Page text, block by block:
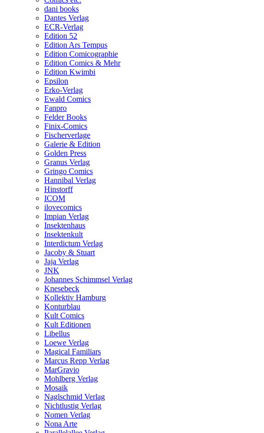
dani books
Dantes Verlag
ECR-Verlag
Edition 52
Edition Ars Tempus
Edition Comicographie
Edition Comics & Mehr
Edition Kwimbi
Epsilon
Erko-Verlag
Ewald Comics
Fanpro
Felder Books
Finix-Comics
Fischerverlage
Galerie & Edition
Golden Press
Granus Verlag
Gringo Comics
Hannibal Verlag
Hinstorff
ICOM
ilovecomics
Impian Verlag
Insektenhaus
Insektenkult
Interdictum Verlag
Jacoby & Stuart
Jaja Verlag
JNK
Johannes Schimmsel Verlag
Knesebeck
Kollektiv Hamburg
Konturblau
Kult Comics
Kult Editionen
Libellus
Loewe Verlag
Magical Familiars
Marcus Repp Verlag
MarGravio
Mohlberg Verlag
Mosaik
Naglschmid Verlag
Nichtlustig Verlag
Nomen Verlag
Nona Arte